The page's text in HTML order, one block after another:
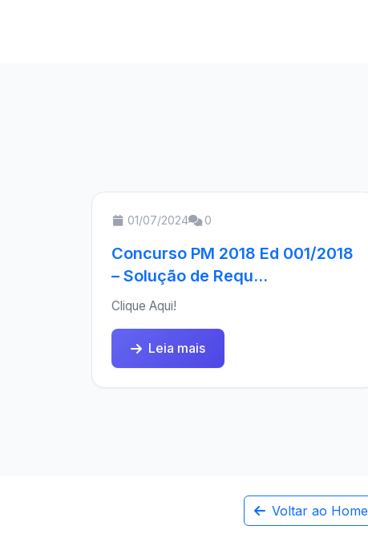
01/07/2024 0
Concurso PM 2018 Ed 001/2018
– Solução de Requ...
Clique Aqui!
Leia mais
Voltar ao Home